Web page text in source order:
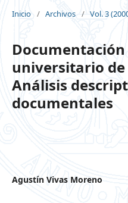
Inicio / Archivos / Vol. 3
universitario de
Análisis
documentales
Agustín Vivas Moreno